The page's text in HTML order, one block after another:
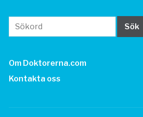
Om Doktorerna.com
Kontakta oss